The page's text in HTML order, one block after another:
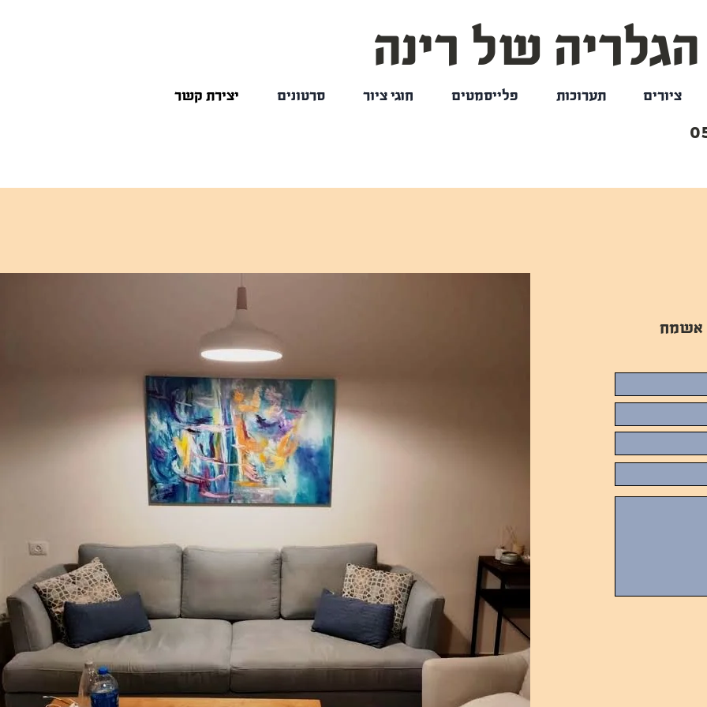
הגלריה של רינה
יצירת קשר סרטונים חוגי ציור פלייסמטים תערוכות ציורים
השרון אשמח